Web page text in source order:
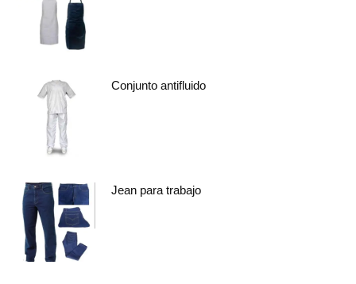
Conjunto antifluido
Jean para trabajo